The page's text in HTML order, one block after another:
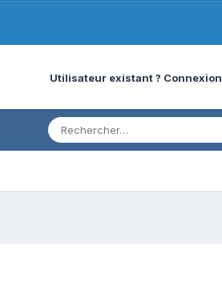
Utilisateur existant ? Connexion